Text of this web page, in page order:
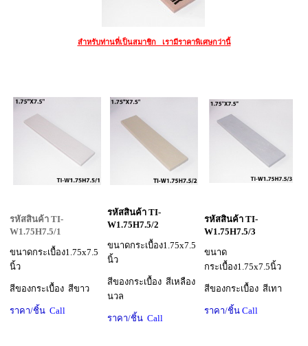
สำหรับท่านที่เป็นสมาชิก เรามีราคาพิเศษกว่านี้
รหัสสินค้า TI-
W1.75H7.5/1
ขนาดกระเบื้อง1.75x7.5
นิ้ว
สีของกระเบื้อง สีขาว
ราคา/ชิ้นCall
รหัสสินค้า TI-
W1.75H7.5/2
ขนาดกระเบื้อง1.75x7.5
นิ้ว
สีของกระเบื้อง สีเหลือง
นวล
ราคา/ชิ้นCall
รหัสสินค้า TI-
W1.75H7.5/3
ขนาด
กระเบื้อง1.75x7.5นิ้ว
สีของกระเบื้อง สีเทา
ราคา/ชิ้นCall